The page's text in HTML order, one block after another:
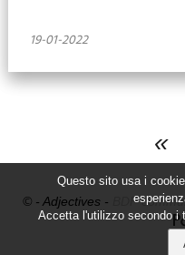
19-01-2022
«
© - Adjectives - BDF
Questo sito usa i
Accetta l'utilizzo secondo i